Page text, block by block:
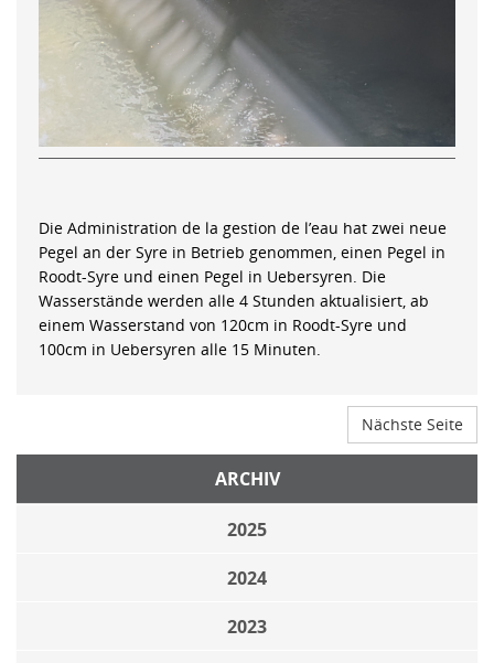
Die Administration de la gestion de l’eau hat zwei neue
Pegel an der Syre in Betrieb genommen, einen Pegel in
Roodt-Syre und einen Pegel in Uebersyren. Die
Wasserstände werden alle 4 Stunden aktualisiert, ab
einem Wasserstand von 120cm in Roodt-Syre und
100cm in Uebersyren alle 15 Minuten.
Nächste Seite
ARCHIV
2025
2024
2023